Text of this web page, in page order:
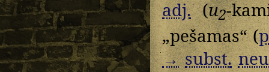
adj.(u2-
„pešamas“ (
→ subst.